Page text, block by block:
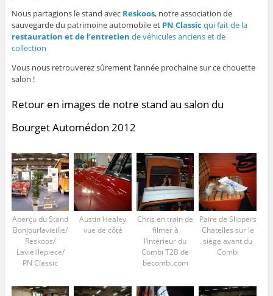
Nous partagions le stand avec Reskoos, notre association de
sauvegarde du patrimoine automobile et PN Classic qui fait de la
restauration et de l’entretien de véhicules anciens et de
collection
Vous nous retrouverez sûrement l’année prochaine sur ce chouette
salon !
Retour en images de notre stand au salon du
Bourget Automédon 2012
Aperçu du Stand
Bonjourlavieille/
Reskoos/
Lavieillepiece/
PN Classic
Austin Healey
vue de côté
Chris en train de
filmer à
l’intérieur du
Combi T2B de
becombi.com
Paire de Slippers
Chatelles sur le
siège avant du
Combi